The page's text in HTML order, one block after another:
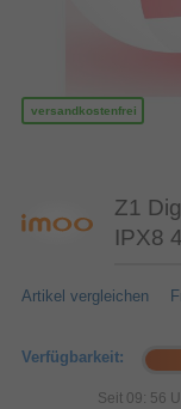
versandkostenfrei
Z1
IPX8
Artikel vergleichen
Verfügbarkeit:
Seit 09: 56